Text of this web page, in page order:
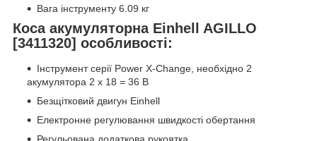
Вага інструменту 6.09 кг
Коса акумуляторна Einhell AGILLO
[3411320] особливості:
Інструмент серії Power X-Change, необхідно 2
акумулятора 2 х 18 = 36 В
Безщітковий двигун Einhell
Електронне регулювання швидкості обертання